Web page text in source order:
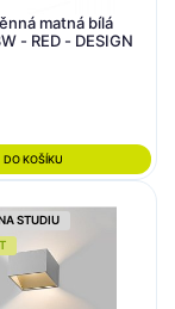
matná bílá
- RED - DESIGN
DO KOŠÍKU
STUDIU